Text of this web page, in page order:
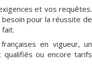
et vos requêtes.
pour la réussite de
en vigueur, un
ou encore tarifs